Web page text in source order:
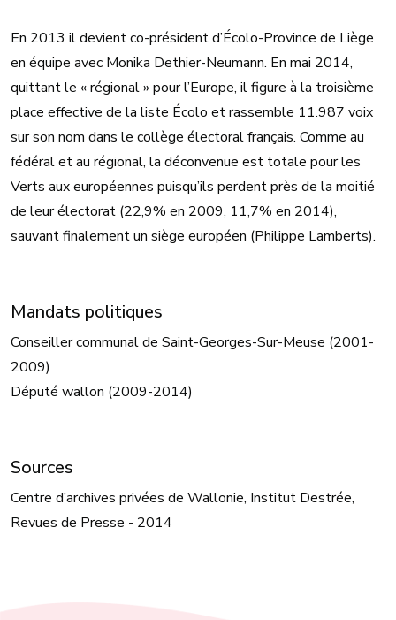
En 2013 il devient co-président d’Écolo-Province de Liège
en équipe avec Monika Dethier-Neumann. En mai 2014,
quittant le « régional » pour l’Europe, il figure à la troisième
place effective de la liste Écolo et rassemble 11.987 voix
sur son nom dans le collège électoral français. Comme au
fédéral et au régional, la déconvenue est totale pour les
Verts aux européennes puisqu’ils perdent près de la moitié
de leur électorat (22,9% en 2009, 11,7% en 2014),
sauvant finalement un siège européen (Philippe Lamberts).
Mandats politiques
Conseiller communal de Saint-Georges-Sur-Meuse (2001-
2009)
Député wallon (2009-2014)
Sources
Centre d’archives privées de Wallonie, Institut Destrée,
Revues de Presse - 2014